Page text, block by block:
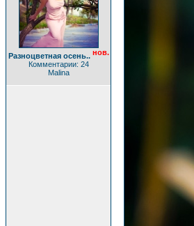
Разноцветная осень.. нов.
Комментарии: 24
Malina